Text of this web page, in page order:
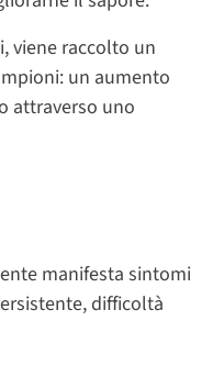
viene raccolto un
un aumento
attraverso uno
manifesta sintomi
difficoltà